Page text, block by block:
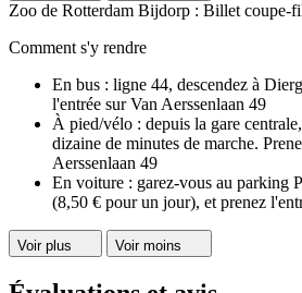
Zoo de Rotterdam Bijdorp : Billet coupe-
Comment s'y rendre
En bus : ligne 44, descendez à
l'entrée sur Van Aerssenlaan 49
À pied/vélo : depuis la gare
dizaine de minutes de marche.
Aerssenlaan 49
En voiture : garez-vous au parking
(8,50 € pour un jour), et prenez
Voir plus Voir moins